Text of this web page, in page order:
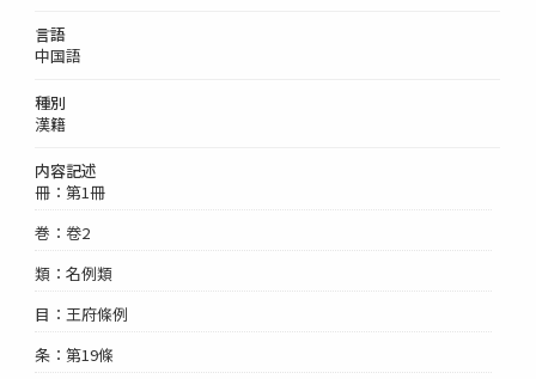
言語
中国語
種別
漢籍
内容記述
冊：第1冊
巻：卷2
類：名例類
目：王府條例
条：第19條